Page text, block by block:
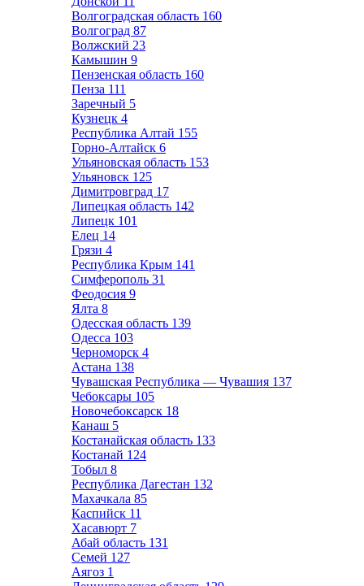
Волгоградская область 160
Волгоград 87
Волжский 23
Камышин 9
Пензенская область 160
Пенза 111
Заречный 5
Кузнецк 4
Республика Алтай 155
Горно-Алтайск 6
Ульяновская область 153
Ульяновск 125
Димитровград 17
Липецкая область 142
Липецк 101
Елец 14
Грязи 4
Республика Крым 141
Симферополь 31
Феодосия 9
Ялта 8
Одесская область 139
Одесса 103
Черноморск 4
Астана 138
Чувашская Республика — Чувашия 137
Чебоксары 105
Новочебоксарск 18
Канаш 5
Костанайская область 133
Костанай 124
Тобыл 8
Республика Дагестан 132
Махачкала 85
Каспийск 11
Хасавюрт 7
Абай область 131
Семей 127
Аягоз 1